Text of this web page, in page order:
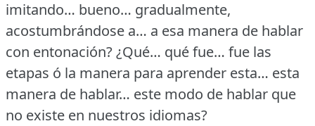
imitando… bueno… gradualmente,
acostumbrándose a… a esa manera de hablar
con entonación?¿Qué… qué fue… fue las
etapas ó la manera para aprender esta… esta
manera de hablar… este modo de hablar que
no existe en nuestros idiomas?